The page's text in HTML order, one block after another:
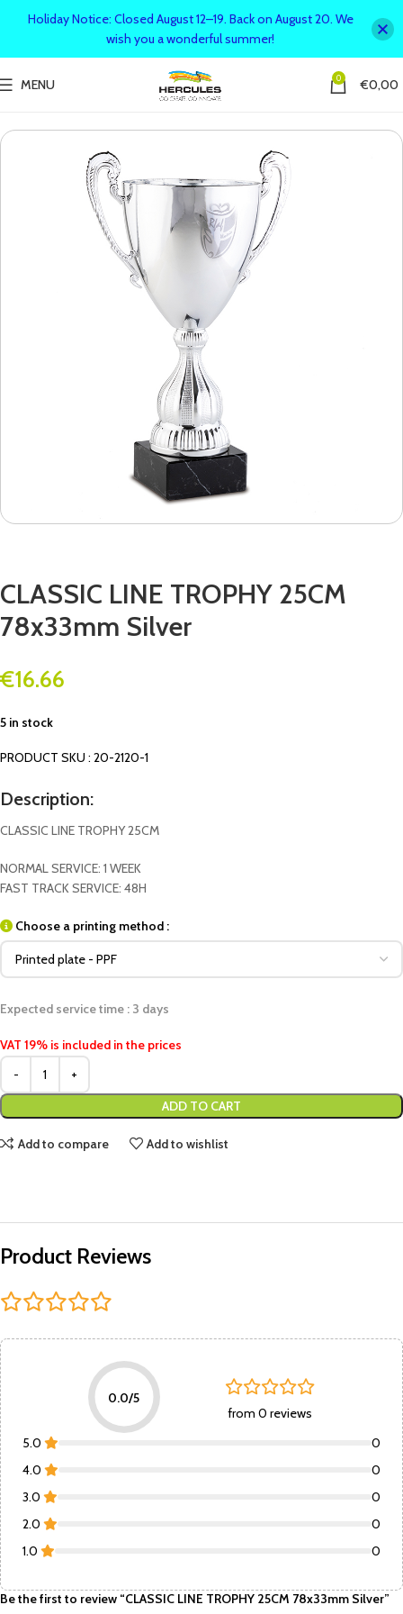
MENU 0 €0,00
CLASSIC LINE TROPHY 25CM
78x33mm Silver
€16.66
5 in stock
PRODUCT SKU : 20-2120-1
Description:
CLASSIC LINE TROPHY 25CM
NORMAL SERVICE: 1 WEEK
FAST TRACK SERVICE: 48H
Choose a printing method :
Expected service time : 3 days
VAT 19% is included in the prices
ADD TO CART
Add to compare Add to wishlist
Product Reviews
0.0/5
from 0 reviews
5.0
0
4.0
0
3.0
0
2.0
0
1.0
0
Be the first to review “CLASSIC LINE TROPHY 25CM 78x33mm Silver”
Holiday Notice: Closed August 12–19. Back on August 20. We
wish you a wonderful summer!